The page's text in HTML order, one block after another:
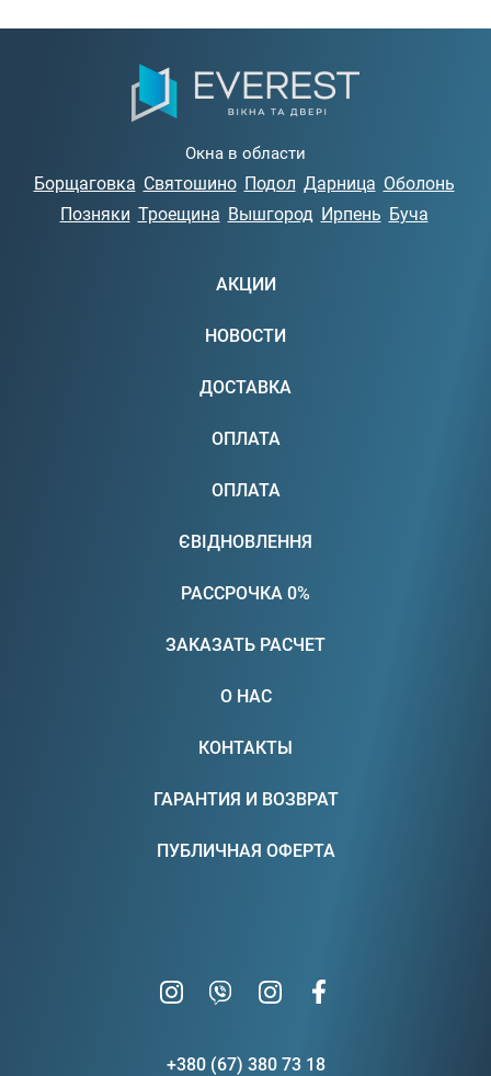
Окна в области
Борщаговка Святошино Подол Дарница Оболонь
Позняки Троещина Вышгород Ирпень Буча
АКЦИИ
НОВОСТИ
ДОСТАВКА
ОПЛАТА
ОПЛАТА
ЄВІДНОВЛЕННЯ
РАССРОЧКА 0%
ЗАКАЗАТЬ РАСЧЕТ
О НАС
КОНТАКТЫ
ГАРАНТИЯ И ВОЗВРАТ
ПУБЛИЧНАЯ ОФЕРТА
+380 (67) 380 73 18